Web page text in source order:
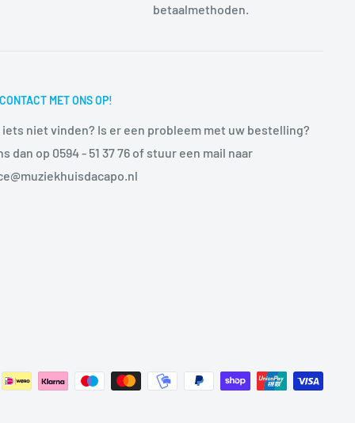
betaalmethoden.
MET ONS OP!
iets niet vinden? Is er een probleem met uw bestelling?
dan op 0594 - 51 37 76 of stuur een mail naar